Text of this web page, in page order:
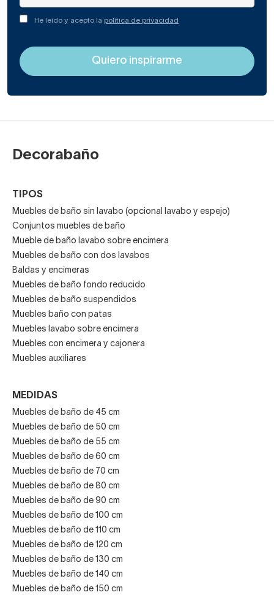
He leído y acepto la política de privacidad
Decorabaño
TIPOS
Muebles de baño sin lavabo (opcional lavabo y espejo)
Conjuntos muebles de baño
Mueble de baño lavabo sobre encimera
Muebles de baño con dos lavabos
Baldas y encimeras
Muebles de baño fondo reducido
Muebles de baño suspendidos
Muebles baño con patas
Muebles lavabo sobre encimera
Muebles con encimera y cajonera
Muebles auxiliares
MEDIDAS
Muebles de baño de 45 cm
Muebles de baño de 50 cm
Muebles de baño de 55 cm
Muebles de baño de 60 cm
Muebles de baño de 70 cm
Muebles de baño de 80 cm
Muebles de baño de 90 cm
Muebles de baño de 100 cm
Muebles de baño de 110 cm
Muebles de baño de 120 cm
Muebles de baño de 130 cm
Muebles de baño de 140 cm
Muebles de baño de 150 cm